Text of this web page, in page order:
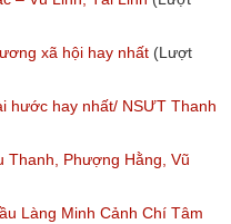
xã hội hay nhất (Lượt
hước hay nhất/ NSƯT Thanh
Thanh, Phượng Hằng, Vũ
Thủy
Làng Minh Cảnh Chí Tâm